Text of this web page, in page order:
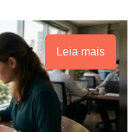
Leia mais